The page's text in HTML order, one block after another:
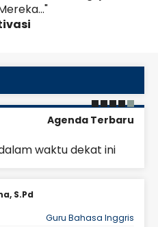
menyelenggarakan
pada Kamis, 21 Agustus
seluruh peserta..
Agenda Terbaru
waktu dekat ini
S.Pd
Guru Bahasa Inggris